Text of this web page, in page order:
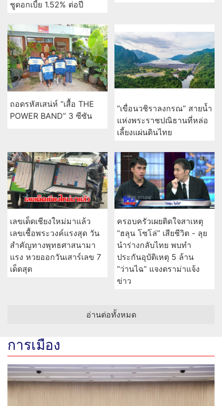
ชูดอกเบี้ย 1.52% ต่อปี
ถอดรหัสเสน่ห์ “เสื้อ THE
POWER BAND” 3 ซีซัน
“เขื่อนวชิราลงกรณ” สายน้ำ
แห่งพระราชปณิธานที่หล่อ
เลี้ยงแผ่นดินไทย
เลขเด็ดเชียงใหม่มาแล้ว
เลขเชื้อพระวงค์แรงสุด วัน
สำคัญทางพุทธศาสนามา
แรง หวยออกวันเสาร์เลข 7
เด็ดสุด
ครอบครัวเผยติดใจสาเหตุ
“ฮลุน โซโล่” เสียชีวิต - ลุย
นำร่างกลับไทย พบทำ
ประกันอุบัติเหตุ 5 ล้าน
“ว่านไฉ” แจงดราม่าแจ้ง
ข่าว
อ่านต่อทั้งหมด
การเมือง